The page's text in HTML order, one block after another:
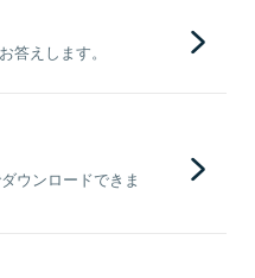
答えします。
ウンロードできま